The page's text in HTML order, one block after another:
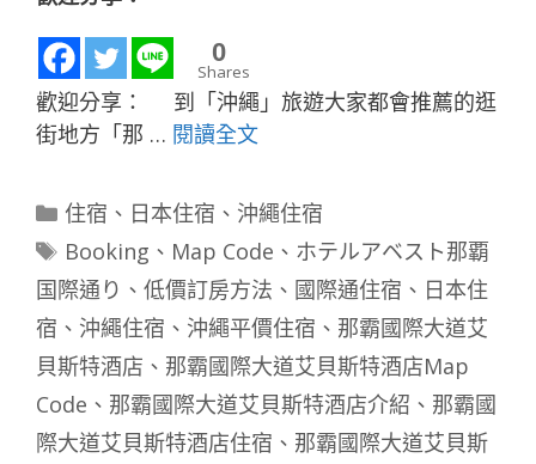
0
Shares
歡迎分享： 到「沖繩」旅遊大家都會推薦的逛
街地方「那 … 閱讀全文
分
類
住宿 、 日本住宿 、 沖繩住宿
標
籤
Booking 、 Map Code 、 ホテルアベスト那覇
国際通り 、 低價訂房方法 、 國際通住宿 、 日本住
宿 、 沖繩住宿 、 沖繩平價住宿 、 那霸國際大道艾
貝斯特酒店 、 那霸國際大道艾貝斯特酒店Map
Code 、 那霸國際大道艾貝斯特酒店介紹 、 那霸國
際大道艾貝斯特酒店住宿 、 那霸國際大道艾貝斯